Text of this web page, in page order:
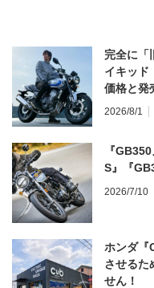
完全に「
イキッド
価格と発
2026/8/1
『
S』『
2026/7/10
ホンダ『
させるた
せん！